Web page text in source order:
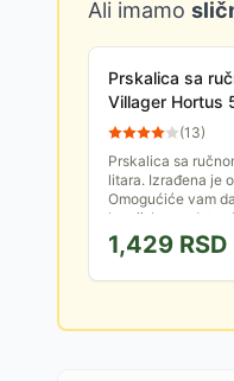
Ali imamo
Prskalica sa
Villager Hortus
(13)
Prskalica sa
litara. Izrađena je
Omogućiće vam
hemijska sredstva
1,429 RSD